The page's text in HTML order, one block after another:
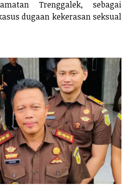
Trenggalek, sebagai
dugaan kekerasan seksual